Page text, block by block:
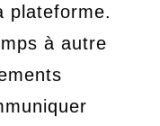
plateforme.
à autre